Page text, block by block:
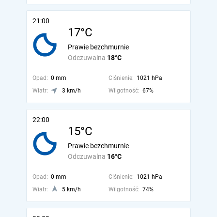
21:00
17°C
Odczuwalna 18°C
Prawie bezchmurnie
Opad: 0 mm Ciśnienie: 1021 hPa
Wiatr:
3 km/h Wilgotność: 67%
22:00
15°C
Odczuwalna 16°C
Prawie bezchmurnie
Opad: 0 mm Ciśnienie: 1021 hPa
Wiatr:
5 km/h Wilgotność: 74%